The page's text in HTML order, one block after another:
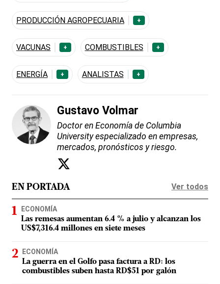
PRODUCCIÓN AGROPECUARIA +
VACUNAS + COMBUSTIBLES +
ENERGÍA + ANALISTAS +
Gustavo Volmar
Doctor en Economía de Columbia
University especializado en empresas,
mercados, pronósticos y riesgo.
EN PORTADA Ver todos
ECONOMÍA
Las remesas aumentan 6.4 % a julio y alcanzan los
US$7,316.4 millones en siete meses
ECONOMÍA
La guerra en el Golfo pasa factura a RD: los
combustibles suben hasta RD$51 por galón